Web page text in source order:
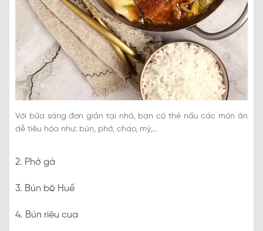
Với bữa sáng đơn giản tại nhà, bạn có thẻ nấu các món ăn
dễ tiêu hóa như: bún, phở, cháo, mỳ,…
2. Phở gà
3. Bún bò Huế
4. Bún riêu cua